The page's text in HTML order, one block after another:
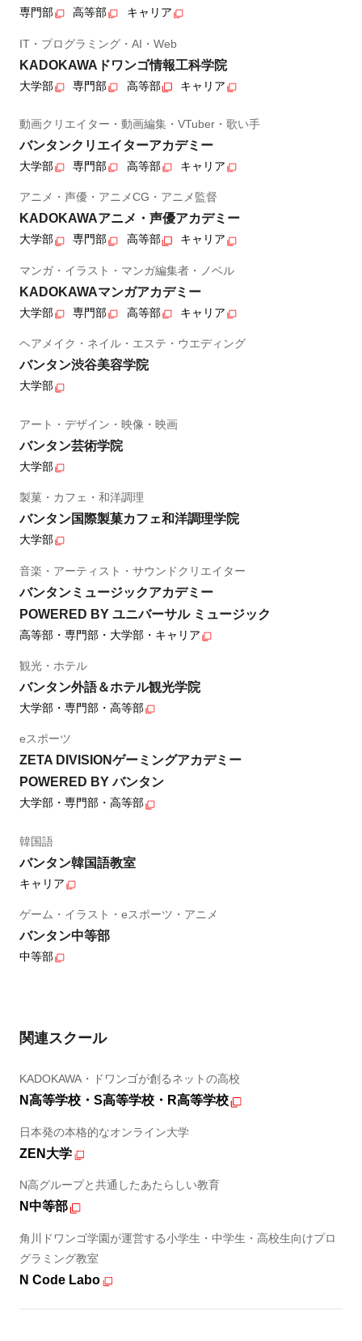
専門部 高等部 キャリア
IT・プログラミング・AI・Web
KADOKAWAドワンゴ情報工科学院
大学部 専門部 高等部 キャリア
動画クリエイター・動画編集・VTuber・歌い手
バンタンクリエイターアカデミー
大学部 専門部 高等部 キャリア
アニメ・声優・アニメCG・アニメ監督
KADOKAWAアニメ・声優アカデミー
大学部 専門部 高等部 キャリア
マンガ・イラスト・マンガ編集者・ノベル
KADOKAWAマンガアカデミー
大学部 専門部 高等部 キャリア
ヘアメイク・ネイル・エステ・ウエディング
バンタン渋谷美容学院
大学部
アート・デザイン・映像・映画
バンタン芸術学院
大学部
製菓・カフェ・和洋調理
バンタン国際製菓カフェ和洋調理学院
大学部
音楽・アーティスト・サウンドクリエイター
バンタンミュージックアカデミー
POWERED BY ユニバーサル ミュージック
高等部・専門部・大学部・キャリア
観光・ホテル
バンタン外語＆ホテル観光学院
大学部・専門部・高等部
eスポーツ
ZETA DIVISIONゲーミングアカデミー
POWERED BY バンタン
大学部・専門部・高等部
韓国語
バンタン韓国語教室
キャリア
ゲーム・イラスト・eスポーツ・アニメ
バンタン中等部
中等部
関連スクール
KADOKAWA・ドワンゴが創るネットの高校
N高等学校・S高等学校・R高等学校
日本発の本格的なオンライン大学
ZEN大学
N高グループと共通したあたらしい教育
N中等部
角川ドワンゴ学園が運営する小学生・中学生・高校生向けプロ
グラミング教室
N Code Labo